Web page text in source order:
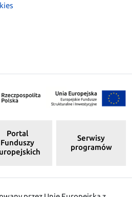
Portal
Funduszy
Serwisy
programów